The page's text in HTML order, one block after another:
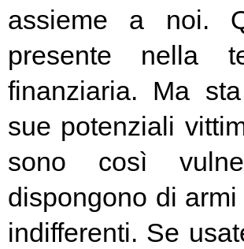
assieme a noi.
presente nella
finanziaria. Ma
sue potenziali
sono così
dispongono di
indifferenti. Se